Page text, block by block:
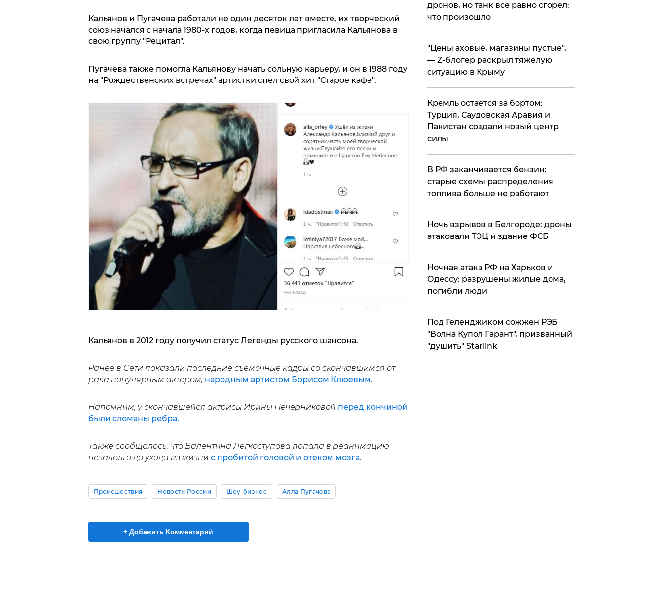
Кальянов и Пугачева работали не один десяток лет вместе, их творческий
союз начался с начала 1980-х годов, когда певица пригласила Кальянова в
свою группу "Рецитал".
Пугачева также помогла Кальянову начать сольную карьеру, и он в 1988 году
на "Рождественских встречах" артистки спел свой хит "Старое кафе".
Кальянов в 2012 году получил статус Легенды русского шансона.
Ранее в Сети показали последние съемочные кадры со скончавшимся от
рака популярным актером, народным артистом Борисом Клюевым.
Напомним, у скончавшейся актрисы Ирины Печерниковой перед кончиной
были сломаны ребра.
Также сообщалось, что Валентина Легкоступова попала в реанимацию
незадолго до ухода из жизни с пробитой головой и отеком мозга.
Происшествия Новости России Шоу-бизнес Алла Пугачева
+ Добавить Комментарий
дронов, но танк все равно сгорел:
что произошло
​"Цены аховые, магазины пустые",
— Z-блогер раскрыл тяжелую
ситуацию в Крыму
​Кремль остается за бортом:
Турция, Саудовская Аравия и
Пакистан создали новый центр
силы
​В РФ заканчивается бензин:
старые схемы распределения
топлива больше не работают
​Ночь взрывов в Белгороде: дроны
атаковали ТЭЦ и здание ФСБ
​Ночная атака РФ на Харьков и
Одессу: разрушены жилые дома,
погибли люди
Под Геленджиком сожжен РЭБ
"Волна Купол Гарант", призванный
"душить" Starlink